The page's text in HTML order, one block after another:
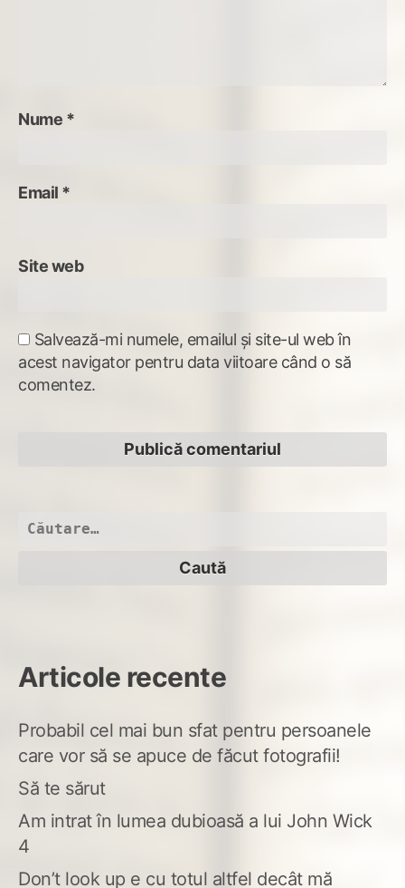
Nume *
Email *
Site web
Salvează-mi numele, emailul și site-ul web în
acest navigator pentru data viitoare când o să
comentez.
Caută
Articole recente
Probabil cel mai bun sfat pentru persoanele
care vor să se apuce de făcut fotografii!
Să te sărut
Am intrat în lumea dubioasă a lui John Wick
4
Don’t look up e cu totul altfel decât mă